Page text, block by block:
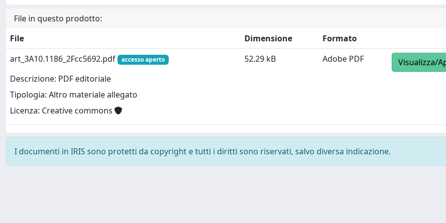
File in questo prodotto:
File
Dimensione
Formato
art_3A10.1186_2Fcc5692.pdf
accesso aperto
Descrizione: PDF editoriale
Tipologia: Altro materiale allegato
Licenza: Creative commons
52.29 kB Adobe PDF Visualizza/
I documenti in IRIS sono protetti da copyright e tutti i diritti sono riservati, salvo diversa indicazione.